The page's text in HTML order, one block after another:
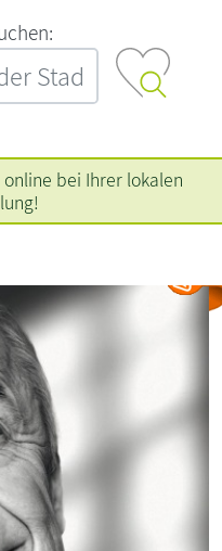
online bei Ihrer lokalen